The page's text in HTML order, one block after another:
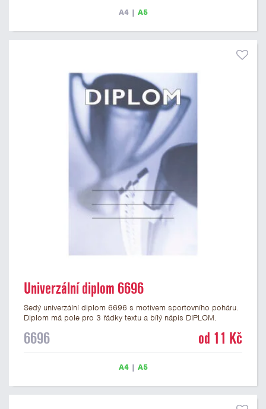
motivem vítězů s pohárem má gramáž 250 g/m2.
A4| A5
Univerzální diplom 6696
Šedý univerzální diplom 6696 s motivem sportovního poháru.
Diplom má pole pro 3 řádky textu a bílý nápis DIPLOM.
univerzální diplom je vhodný pro většinu soutěží, ke kterým by
6696 od 11 Kč
A4| A5